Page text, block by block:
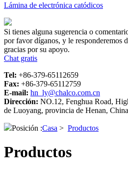
Lámina de electrónica catódicos
Si tienes alguna sugerencia o
por favor díganos, y le responderemos
gracias por su apoyo.
Chat gratis
Tel: +86-379-65112659
Fax: +86-379-65112759
E-mail: hn_ly@chalco.com.cn
Dirección: NO.12, Fenghua Road,
de Luoyang, provincia de Henan, China
Posición :Casa > Productos
Productos